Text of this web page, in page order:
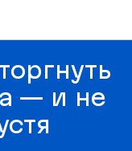
— и не